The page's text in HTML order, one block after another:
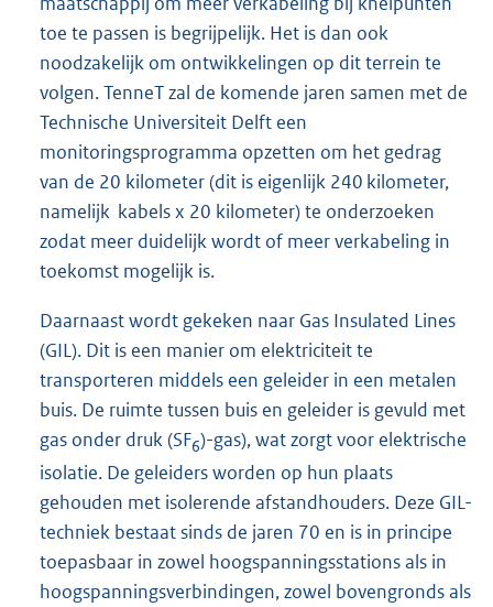
toe te passen is begrijpelijk. Het is dan ook
noodzakelijk om ontwikkelingen op dit terrein te
volgen. TenneT zal de komende jaren samen met de
Technische Universiteit Delft een
monitoringsprogramma opzetten om het gedrag
van de 20 kilometer (dit is eigenlijk 240 kilometer,
namelijk kabels x 20 kilometer) te onderzoeken
zodat meer duidelijk wordt of meer verkabeling in
toekomst mogelijk is.
Daarnaast wordt gekeken naar Gas Insulated Lines
(GIL). Dit is een manier om elektriciteit te
transporteren middels een geleider in een metalen
buis. De ruimte tussen buis en geleider is gevuld met
gas onder druk (SF6)-gas), wat zorgt voor elektrische
isolatie. De geleiders worden op hun plaats
gehouden met isolerende afstandhouders. Deze GIL-
techniek bestaat sinds de jaren 70 en is in principe
toepasbaar in zowel hoogspanningsstations als in
hoogspanningsverbindingen, zowel bovengronds als